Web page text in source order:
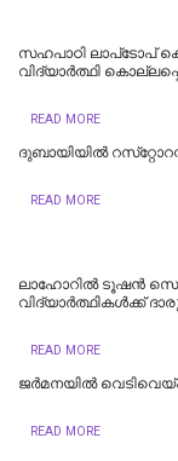
സഹപാഠി ലാപ്‌ടോപ്
വിദ്യാര്‍ത്ഥി
READ MORE
ദുബായിയില്‍
READ MORE
ലാഹോറില്‍ ടൂഷന്‍
വിദ്യാര്‍ത്ഥികള്‍ക്ക്
READ MORE
ജർമനയിൽ
READ MORE